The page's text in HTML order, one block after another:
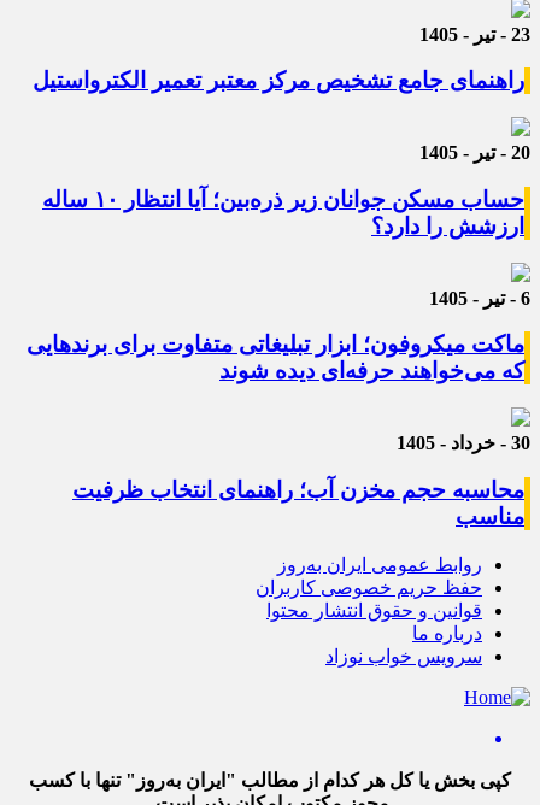
23 - تیر - 1405
راهنمای جامع تشخیص مرکز معتبر تعمیر الکترواستیل
20 - تیر - 1405
حساب مسکن جوانان زیر ذره‌بین؛ آیا انتظار ۱۰ ساله
ارزشش را دارد؟
6 - تیر - 1405
ماکت میکروفون؛ ابزار تبلیغاتی متفاوت برای برندهایی
که می‌خواهند حرفه‌ای دیده شوند
30 - خرداد - 1405
محاسبه حجم مخزن آب؛ راهنمای انتخاب ظرفیت
مناسب
روابط عمومی ایران به‌روز
حفظ حریم خصوصی کاربران
قوانین و حقوق انتشار محتوا
درباره ما
سرویس خواب نوزاد
کپی بخش یا کل هر کدام از مطالب "ایران به‌روز" تنها با کسب